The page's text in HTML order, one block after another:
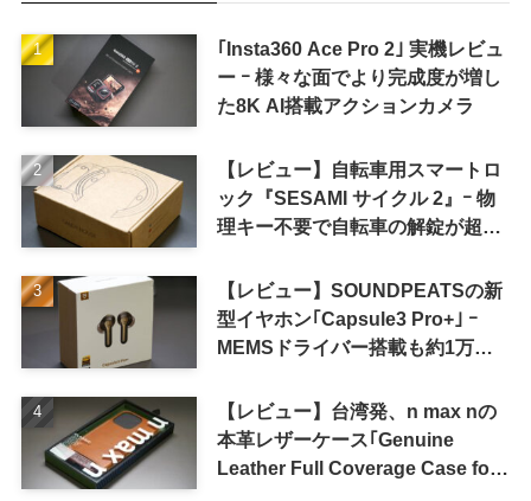
｢Insta360 Ace Pro 2｣ 実機レビュ
ー ｰ 様々な面でより完成度が増し
た8K AI搭載アクションカメラ
【レビュー】自転車用スマートロ
ック『SESAMI サイクル 2』ｰ 物
理キー不要で自転車の解錠が超簡
【レビュー】SOUNDPEATSの新
型イヤホン｢Capsule3 Pro+｣ ｰ
MEMSドライバー搭載も約1万円
【レビュー】台湾発、n max nの
本革レザーケース｢Genuine
Leather Full Coverage Case for